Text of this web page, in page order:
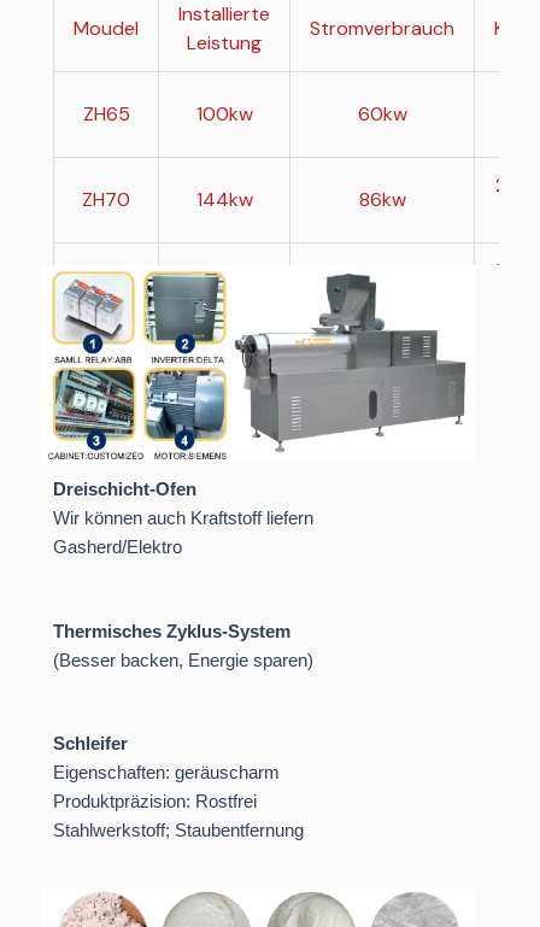
Moudel
Installierte
Leistung
Stromverbrauch
ZH65 100kw 60kw
ZH70 144kw 86kw
ZH85 232kw 139kw
ZH95 370kw 222kw
Dreischicht-Ofen
Wir können auch Kraftstoff liefern
Gasherd/Elektro
Thermisches Zyklus-System
(Besser backen, Energie sparen)
Schleifer
Eigenschaften: geräuscharm
Produktpräzision: Rostfrei
Stahlwerkstoff; Staubentfernung